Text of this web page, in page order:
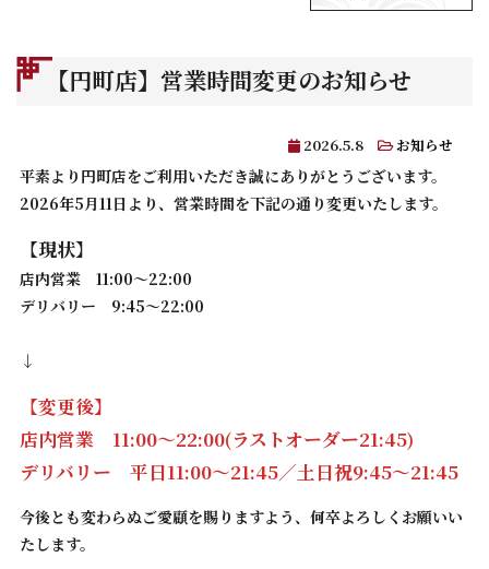
【円町店】営業時間変更のお知らせ
2026.5.8 お知らせ
平素より円町店をご利用いただき誠にありがとうございます。
2026年5月11日より、営業時間を下記の通り変更いたします。
【現状】
店内営業 11:00〜22:00
デリバリー 9:45〜22:00
↓
【変更後】
店内営業 11:00〜22:00(ラストオーダー21:45)
デリバリー 平日11:00〜21:45／土日祝9:45〜21:45
今後とも変わらぬご愛顧を賜りますよう、何卒よろしくお願いい
たします。